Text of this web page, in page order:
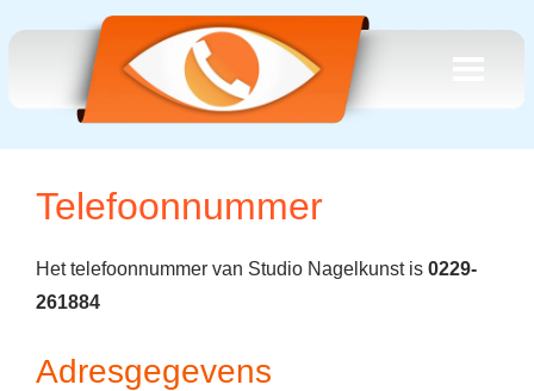
Telefoonnummer
Het telefoonnummer van Studio Nagelkunst is 0229-
261884
Adresgegevens